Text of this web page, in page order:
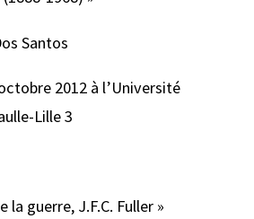
Santos
2012 à l’Université
Lille 3
la guerre, J.F.C. Fuller »